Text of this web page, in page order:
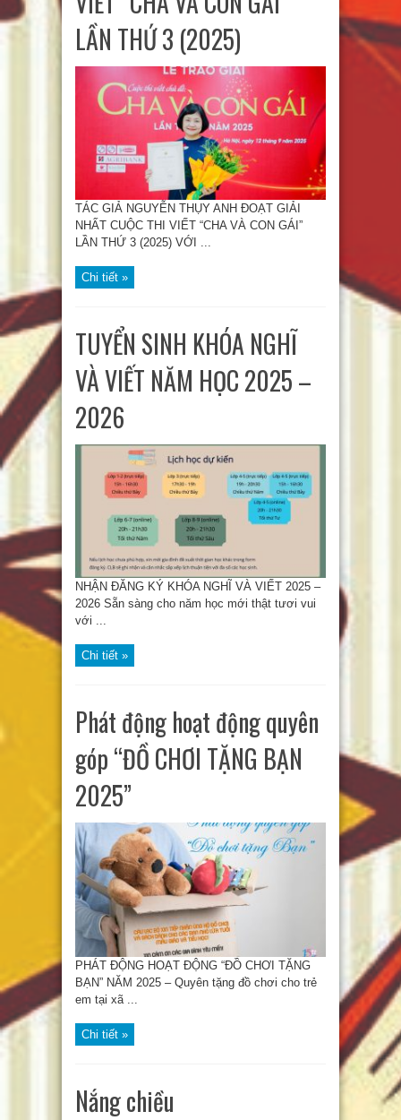
LẦN THỨ 3 (2025)
TÁC GIẢ NGUYỄN THỤY ANH ĐOẠT GIẢI
NHẤT CUỘC THI VIẾT “CHA VÀ CON GÁI”
LẦN THỨ 3 (2025) VỚI ...
Chi tiết »
TUYỂN SINH KHÓA NGHĨ
VÀ VIẾT NĂM HỌC 2025 –
2026
NHẬN ĐĂNG KÝ KHÓA NGHĨ VÀ VIẾT 2025 –
2026 Sẵn sàng cho năm học mới thật tươi vui
với ...
Chi tiết »
Phát động hoạt động quyên
góp “ĐỒ CHƠI TẶNG BẠN
2025”
PHÁT ĐỘNG HOẠT ĐỘNG “ĐỒ CHƠI TẶNG
BẠN” NĂM 2025 – Quyên tặng đồ chơi cho trẻ
em tại xã ...
Chi tiết »
Nắng chiều